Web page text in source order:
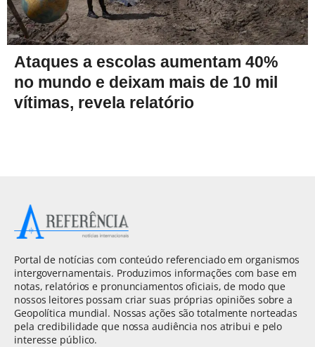
Ataques a escolas aumentam 40%
no mundo e deixam mais de 10 mil
vítimas, revela relatório
Portal de notícias com conteúdo referenciado em organismos
intergovernamentais. Produzimos informações com base em
notas, relatórios e pronunciamentos oficiais, de modo que
nossos leitores possam criar suas próprias opiniões sobre a
Geopolítica mundial. Nossas ações são totalmente norteadas
pela credibilidade que nossa audiência nos atribui e pelo
interesse público.